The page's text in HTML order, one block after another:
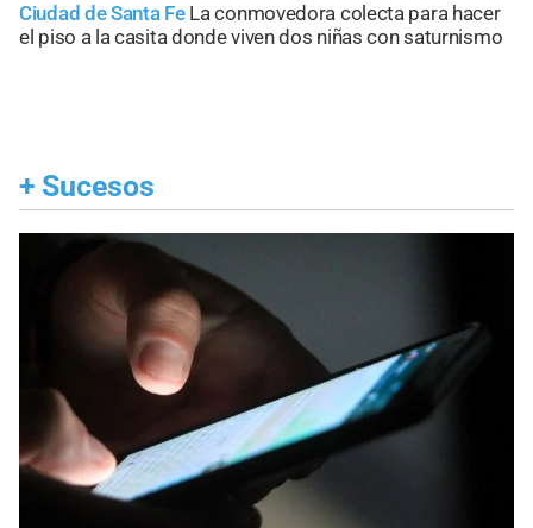
Ciudad de Santa Fe La conmovedora colecta para hacer
el piso a la casita donde viven dos niñas con saturnismo
+ Sucesos